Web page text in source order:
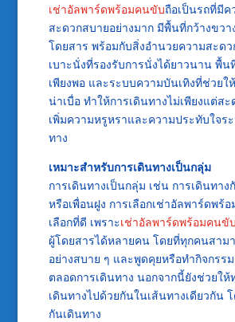
เช่าอัลพาร์ดพร้อมคนขับถือเป็นรถที่มี
สะดวกสบายอย่างมาก มีพื้นที่กว้างขวา
โดยสาร พร้อมกับสิ่งอำนวยความสะด
เบาะนั่งที่รองรับการนั่งได้ยาวนาน พื้น
เพียงพอ และระบบความบันเทิงที่ช่วยใ
น่าเบื่อ ทำให้การเดินทางไม่เพียงแต่ส
เพิ่มความหรูหราและความประทับใจร
ทาง
เหมาะสำหรับการเดินทางเป็นกลุ่ม
การเดินทางเป็นกลุ่ม เช่น การเดินทาง
หรือเพื่อนฝูง การเลือกเช่าอัลพาร์ดพร้
เลือกที่ดี เพราะเช่าอัลพาร์ดพร้อมคนขับ
ผู้โดยสารได้หลายคน โดยที่ทุกคนสาม
อย่างสบาย ๆ และพูดคุยหรือทำกิจกรร
ตลอดการเดินทาง นอกจากนี้ยังช่วยใ
เดินทางไปด้วยกันในเส้นทางเดียวกัน
กันเดินทาง